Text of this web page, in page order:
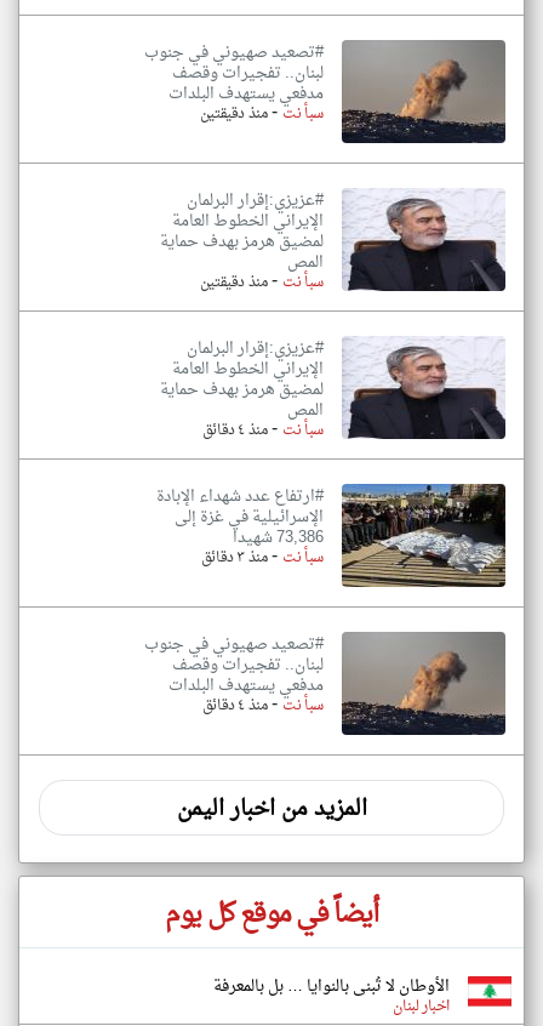
#تصعيد صهيوني في جنوب
لبنان.. تفجيرات وقصف
مدفعي يستهدف البلدات
سبأ نت-منذ دقيقتين
#عزيزي:إقرار البرلمان
الإيراني الخطوط العامة
لمضيق هرمز بهدف حماية
المص
سبأ نت -منذ دقيقتين
#عزيزي:إقرار البرلمان
الإيراني الخطوط العامة
لمضيق هرمز بهدف حماية
المص
سبأ نت -منذ ٤ دقائق
#ارتفاع عدد شهداء الإبادة
الإسرائيلية في غزة إلى
73,386 شهيدا
سبأ نت -منذ ٣ دقائق
#تصعيد صهيوني في جنوب
لبنان.. تفجيرات وقصف
مدفعي يستهدف البلدات
سبأ نت-منذ ٤ دقائق
المزيد من اخبار اليمن
أيضاً في موقع كل يوم
الأوطان لا تُبنى بالنوايا … بل بالمعرفة
اخبار لبنان